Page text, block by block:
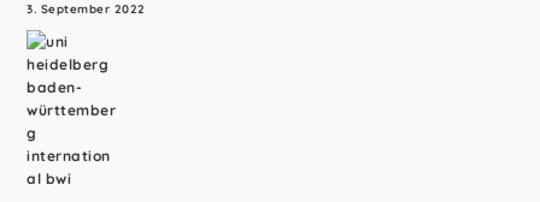
3. September 2022